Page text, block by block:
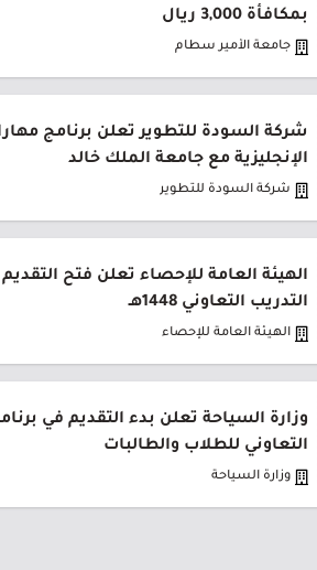
بمكافأة 3,000 ريال
جامعة الأمير سطام
شركة السودة للتطوير تعلن برنامج
الإنجليزية مع جامعة الملك خالد
شركة السودة للتطوير
الهيئة العامة للإحصاء تعلن فتح
التدريب التعاوني 1448هـ
الهيئة العامة للإحصاء
وزارة السياحة تعلن بدء التقديم في
التعاوني للطلاب والطالبات
وزارة السياحة